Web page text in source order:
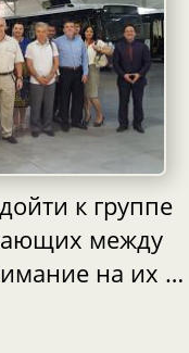
к группе
между